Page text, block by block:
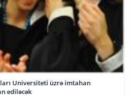
Universiteti üzrə imtahan
ediləcək